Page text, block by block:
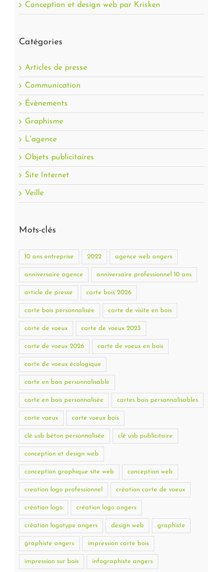
Conception et design web par Krisken
Catégories
Articles de presse
Communication
Évènements
Graphisme
L'agence
Objets publicitaires
Site Internet
Veille
Mots-clés
10 ans entreprise 2022 agence web angers
anniversaire agence anniversaire professionnel 10 ans
article de presse carte bois 2026
carte bois personnalisée carte de visite en bois
carte de voeux carte de voeux 2023
carte de voeux 2026 carte de voeux en bois
carte de voeux écologique
carte en bois personnalisable
carte en bois personnalisée cartes bois personnalisables
carte voeux carte voeux bois
clé usb béton personnalisée clé usb publicitaire
conception et design web
conception graphique site web conception web
creation logo professionnel création carte de voeux
création logo création logo angers
création logotype angers design web graphiste
graphiste angers impression carte bois
impression sur bois infographiste angers